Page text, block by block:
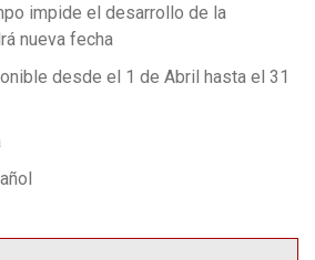
impide el desarrollo de la
nueva fecha
desde el 1 de Abril hasta el 31